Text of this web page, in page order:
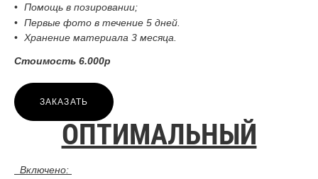
Помощь в позировании;
Первые фото в течение 5 дней.
Хранение материала 3 месяца.
Стоимость 6.000р
ЗАКАЗАТЬ
ОПТИМАЛЬНЫЙ
Включено: